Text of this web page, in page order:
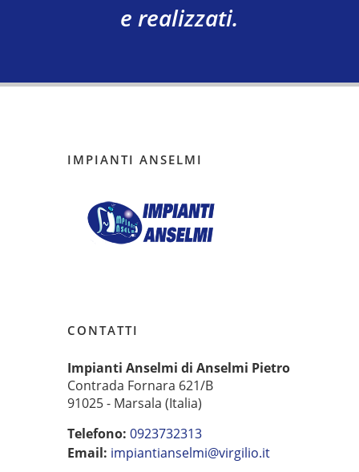
e realizzati.
IMPIANTI ANSELMI
CONTATTI
Impianti Anselmi di Anselmi Pietro
Contrada Fornara 621/B
91025 - Marsala (Italia)
Telefono: 0923732313
Email: impiantianselmi@virgilio.it